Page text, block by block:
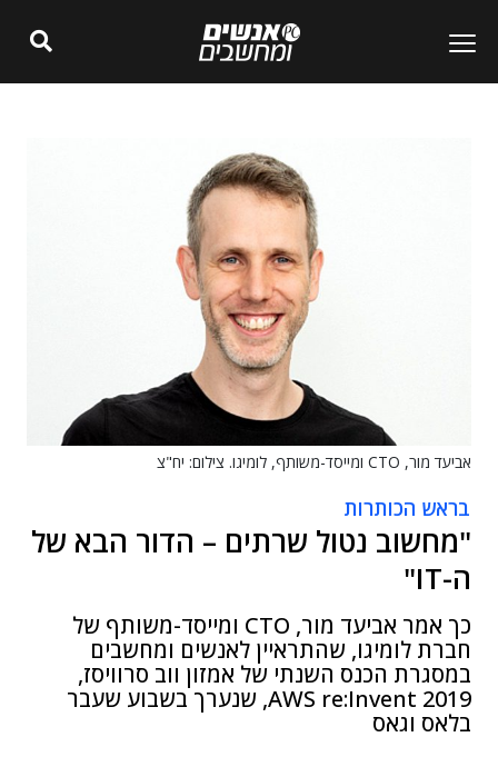
אביעד מור, CTO ומייסד-משותף, לומיגו. צילום: יח"צ
בראש הכותרות
"מחשוב נטול שרתים – הדור הבא של
ה-IT"
כך אמר אביעד מור, CTO ומייסד-משותף של
חברת לומיגו, שהתראיין לאנשים ומחשבים
במסגרת הכנס השנתי של אמזון ווב סרוויסז,
2019 AWS re:Invent, שנערך בשבוע שעבר
בלאס וגאס